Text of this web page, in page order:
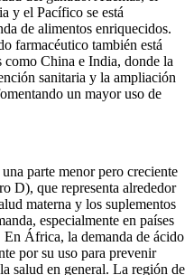
y el Pacífico se está
de alimentos enriquecidos.
farmacéutico también está
como China e India, donde la
sanitaria y la ampliación
un mayor uso de
parte menor pero creciente
D), que representa alrededor
materna y los suplementos
especialmente en países
En África, la demanda de ácido
por su uso para prevenir
salud en general. La región de